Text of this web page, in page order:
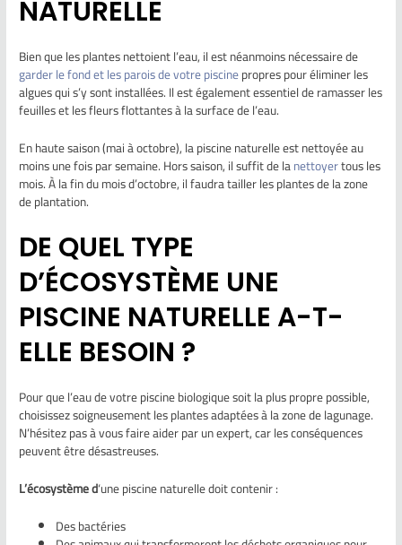
NATURELLE
Bien que les plantes nettoient l’eau, il est néanmoins nécessaire de
garder le fond et les parois de votre piscinepropres pour éliminer les
algues qui s’y sont installées. Il est également essentiel de ramasser les
feuilles et les fleurs flottantes à la surface de l’eau.
En haute saison (mai à octobre), la piscine naturelle est nettoyée au
moins une fois par semaine. Hors saison, il suffit de lanettoyertous les
mois. À la fin du mois d’octobre, il faudra tailler les plantes de la zone
de plantation.
DE QUEL TYPE
D’ÉCOSYSTÈME UNE
PISCINE NATURELLE A-T-
ELLE BESOIN ?
Pour que l’eau de votre piscine biologique soit la plus propre possible,
choisissez soigneusement les plantes adaptées à la zone de lagunage.
N’hésitez pas à vous faire aider par un expert, car les conséquences
peuvent être désastreuses.
L’écosystème d‘une piscine naturelle doit contenir :
Des bactéries